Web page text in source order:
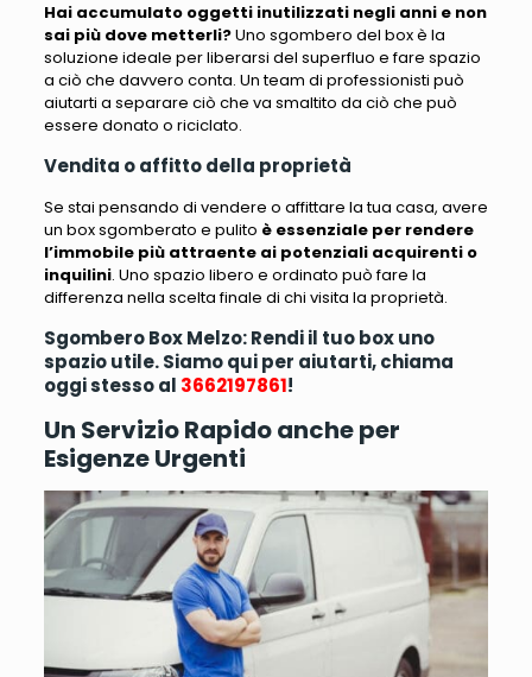
Hai accumulato oggetti inutilizzati negli anni e non
sai più dove metterli?Uno sgombero del boxè la
soluzione ideale per liberarsi del superfluo e fare spazio
a ciò che davvero conta. Un team di professionisti può
aiutarti a separare ciò che va smaltito da ciò che può
essere donato o riciclato.
Vendita o affitto della proprietà
Se stai pensando di vendere o affittare la tua casa, avere
un box sgomberato e pulito è essenziale per rendere
l’immobile più attraente ai potenziali acquirenti o
inquilini. Uno spazio libero e ordinato può fare la
differenza nella scelta finale di chi visita la proprietà.
Sgombero Box Melzo: Rendi il tuo box uno
spazio utile. Siamo qui per aiutarti, chiama
oggi stesso al 3662197861!
Un Servizio Rapido anche per
Esigenze Urgenti